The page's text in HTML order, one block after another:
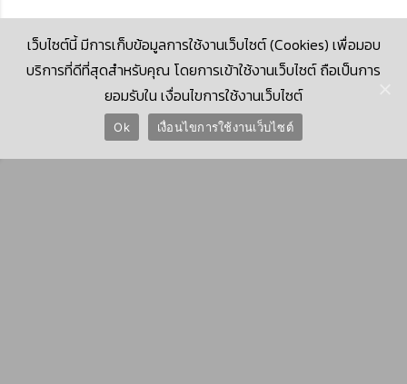
© 2026 Krungthai Computer Services Co., Ltd. (KTCS)
เว็บไซต์นี้ มีการเก็บข้อมูลการใช้งานเว็บไซต์ (Cookies) เพื่อมอบ
บริการที่ดีที่สุดสำหรับคุณ โดยการเข้าใช้งานเว็บไซต์ ถือเป็นการ
ยอมรับใน เงื่อนไขการใช้งานเว็บไซต์
Ok เงื่อนไขการใช้งานเว็บไซต์